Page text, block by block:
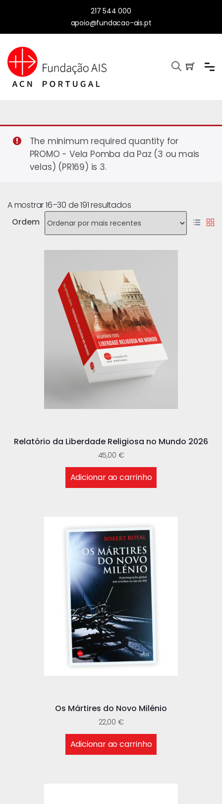
217 544 000
apoio@fundacao-ais.pt
The minimum required quantity for
PROMO - Vela Pomba da Paz (3 ou mais
velas) (PR169) is 3.
A mostrar 16–30 de 191 resultados
Ordem
Relatório da Liberdade Religiosa no Mundo 2026
45,00 €
Adicionar ao carrinho
Os Mártires do Novo Milénio
22,00 €
Adicionar ao carrinho